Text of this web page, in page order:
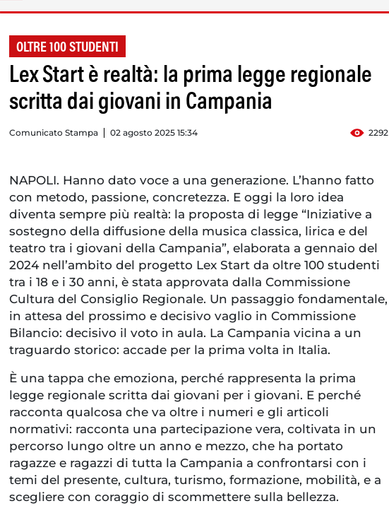
OLTRE 100 STUDENTI
Lex Start è realtà: la prima legge regionale
scritta dai giovani in Campania
Comunicato Stampa 02 agosto 2025 15:34 2292
NAPOLI. Hanno dato voce a una generazione. L’hanno fatto
con metodo, passione, concretezza. E oggi la loro idea
diventa sempre più realtà: la proposta di legge “Iniziative a
sostegno della diffusione della musica classica, lirica e del
teatro tra i giovani della Campania”, elaborata a gennaio del
2024 nell’ambito del progetto Lex Start da oltre 100 studenti
tra i 18 e i 30 anni, è stata approvata dalla Commissione
Cultura del Consiglio Regionale. Un passaggio fondamentale,
in attesa del prossimo e decisivo vaglio in Commissione
Bilancio: decisivo il voto in aula. La Campania vicina a un
traguardo storico: accade per la prima volta in Italia.
È una tappa che emoziona, perché rappresenta la prima
legge regionale scritta dai giovani per i giovani. E perché
racconta qualcosa che va oltre i numeri e gli articoli
normativi: racconta una partecipazione vera, coltivata in un
percorso lungo oltre un anno e mezzo, che ha portato
ragazze e ragazzi di tutta la Campania a confrontarsi con i
temi del presente, cultura, turismo, formazione, mobilità, e a
scegliere con coraggio di scommettere sulla bellezza.